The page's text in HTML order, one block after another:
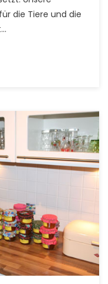
die Tiere und die